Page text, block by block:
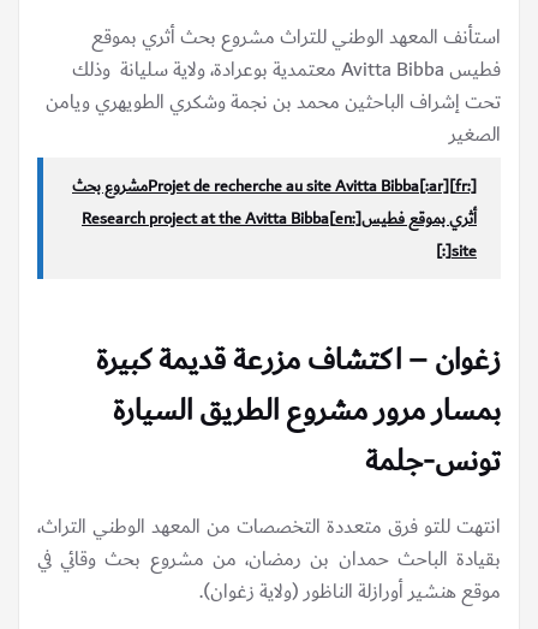
استأنف المعهد الوطني للتراث مشروع بحث أثري بموقع
فطيس Avitta Bibba معتمدية بوعرادة، ولاية سليانة وذلك
تحت إشراف الباحثين محمد بن نجمة وشكري الطويهري ويامن
الصغير
[:fr]Projet de recherche au site Avitta Bibba[:ar]مشروع بحث
أثري بموقع فطيس[:en]Research project at the Avitta Bibba
site[:]
زغوان – اكتشاف مزرعة قديمة كبيرة
بمسار مرور مشروع الطريق السيارة
تونس-جلمة
انتهت للتو فرق متعددة التخصصات من المعهد الوطني التراث،
بقيادة الباحث حمدان بن رمضان، من مشروع بحث وقائي في
موقع هنشير أورازلة الناظور (ولاية زغوان).